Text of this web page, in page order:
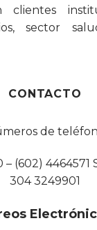
sector
CONTACTO
de
(602) 4464571
304 3249901